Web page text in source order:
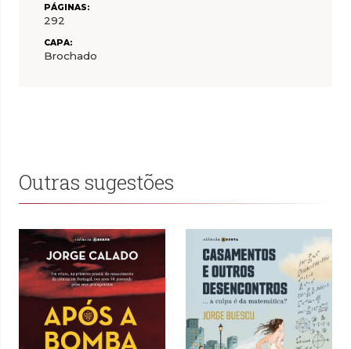
PÁGINAS:
292
CAPA:
Brochado
Outras sugestões